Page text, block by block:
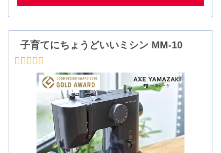
子育てにちょうどいいミシン MM-10